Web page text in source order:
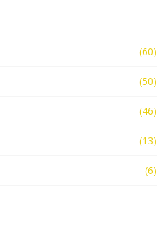
(60)
(50)
(46)
(13)
(6)